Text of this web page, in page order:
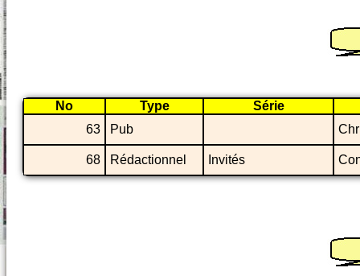
No Type
Série
63
Pub
68 Rédactionnel Invités